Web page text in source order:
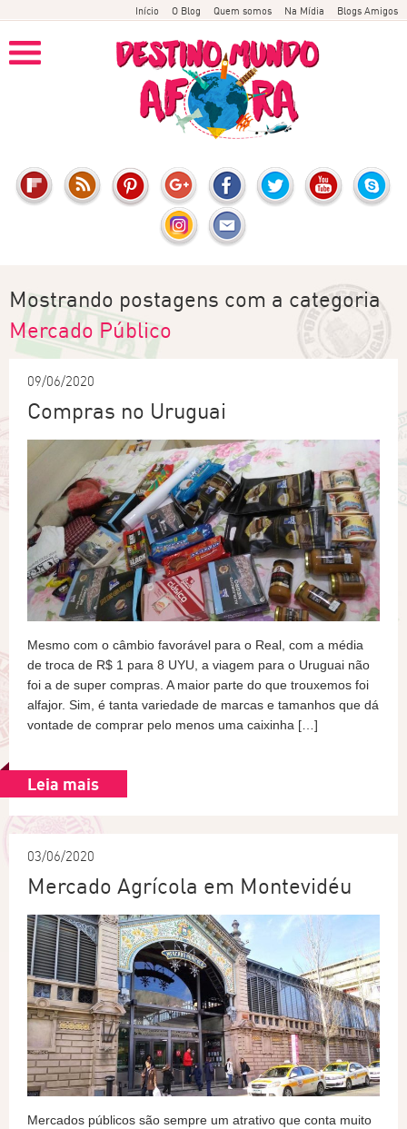
Início O Blog Quem somos Na Mídia Blogs Amigos
Mostrando postagens com a categoria
Mercado Público
09/06/2020
Compras no Uruguai
Mesmo com o câmbio favorável para o Real, com a média
de troca de R$ 1 para 8 UYU, a viagem para o Uruguai não
foi a de super compras. A maior parte do que trouxemos foi
alfajor. Sim, é tanta variedade de marcas e tamanhos que dá
vontade de comprar pelo menos uma caixinha […]
Leia mais
03/06/2020
Mercado Agrícola em Montevidéu
Mercados públicos são sempre um atrativo que conta muito